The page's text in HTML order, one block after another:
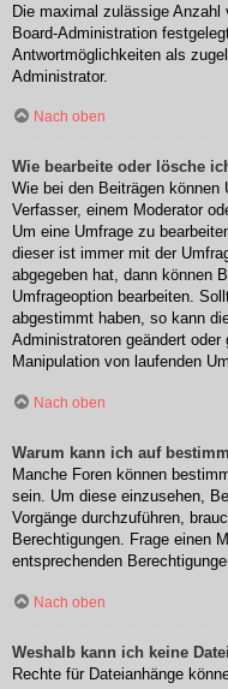
Die maximal zulässige
Board-Administration
Antwortmöglichkeiten als
Administrator.
Nach oben
Wie bearbeite oder lösche
Wie bei den Beiträgen können
Verfasser, einem Moderator
Um eine Umfrage zu
dieser ist immer mit der
abgegeben hat, dann können
Umfrageoption bearbeiten.
abgestimmt haben, so kann
Administratoren geändert
Manipulation von laufenden
Nach oben
Warum kann ich auf
Manche Foren können
sein. Um diese einzusehen,
Vorgänge durchzuführen,
Berechtigungen. Frage einen
entsprechenden
Nach oben
Weshalb kann ich keine
Rechte für Dateianhänge